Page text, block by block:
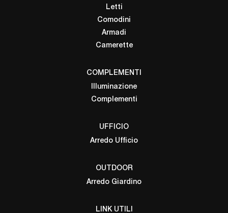
Letti
Comodini
Armadi
Camerette
COMPLEMENTI
Illuminazione
Complementi
UFFICIO
Arredo Ufficio
OUTDOOR
Arredo Giardino
LINK UTILI